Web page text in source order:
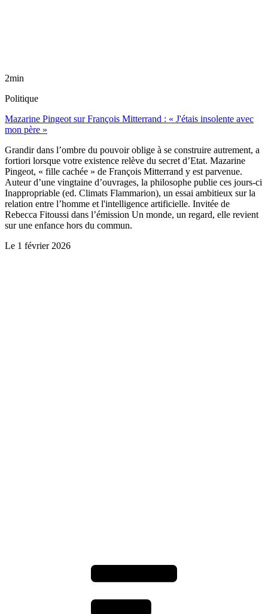
2min
Politique
Mazarine Pingeot sur François Mitterrand : « J'étais insolente avec
mon père »
Grandir dans l’ombre du pouvoir oblige à se construire autrement, a
fortiori lorsque votre existence relève du secret d’Etat. Mazarine
Pingeot, « fille cachée » de François Mitterrand y est parvenue.
Auteur d’une vingtaine d’ouvrages, la philosophe publie ces jours-ci
Inappropriable (ed. Climats Flammarion), un essai ambitieux sur la
relation entre l’homme et l'intelligence artificielle. Invitée de
Rebecca Fitoussi dans l’émission Un monde, un regard, elle revient
sur une enfance hors du commun.
Le 1 février 2026